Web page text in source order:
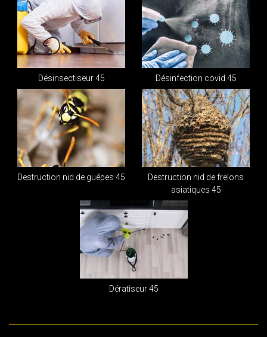
Désinsectiseur 45 Désinfection covid 45
Destruction nid de guêpes 45
Destruction nid de frelons
asiatiques 45
Dératiseur 45